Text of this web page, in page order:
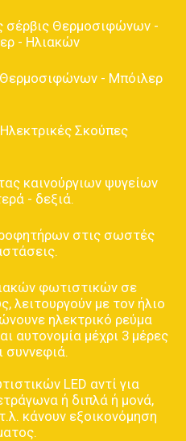
σέρβις Θερμοσιφώνων -
- Ηλιακών
Θερμοσιφώνων - Μπόιλερ
Σκούπες
καινούργιων ψυγείων
- δεξιά.
στις σωστές
φωτιστικών σε
λειτουργούν με τον ήλιο
ηλεκτρικό ρεύμα
αυτονομία μέχρι 3 μέρες
συννεφιά.
LED αντί για
ή διπλά ή μονά,
κάνουν εξοικονόμηση